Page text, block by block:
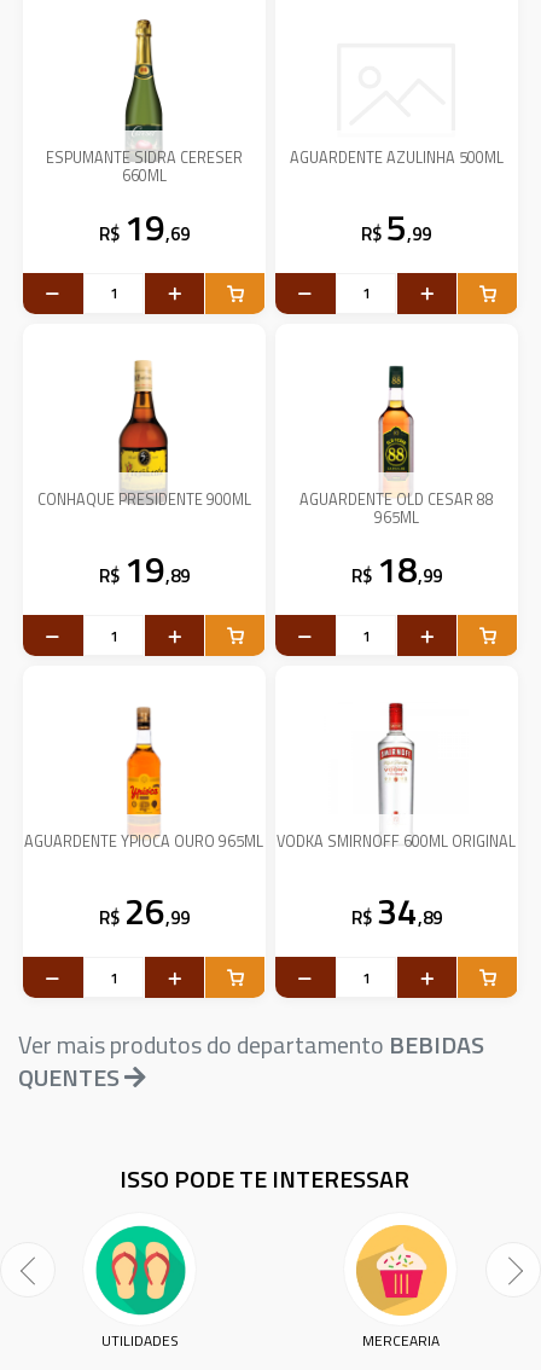
ESPUMANTE SIDRA CERESER
660ML
R$ 19,69
AGUARDENTE AZULINHA 500ML
R$ 5,99
CONHAQUE PRESIDENTE 900ML
R$ 19,89
AGUARDENTE OLD CESAR 88
965ML
R$ 18,99
AGUARDENTE YPIOCA OURO 965ML
R$ 26,99
VODKA SMIRNOFF 600ML ORIGINAL
R$ 34,89
Ver mais produtos do departamento BEBIDAS
QUENTES
ISSO PODE TE INTERESSAR
UTILIDADES MERCEARIA